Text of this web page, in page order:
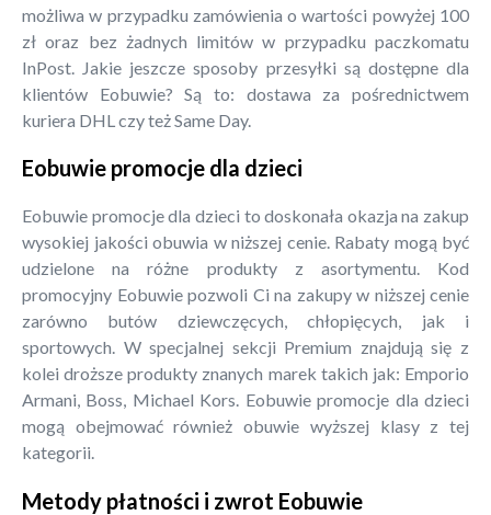
możliwa w przypadku zamówienia o wartości powyżej 100
zł oraz bez żadnych limitów w przypadku paczkomatu
InPost. Jakie jeszcze sposoby przesyłki są dostępne dla
klientów Eobuwie? Są to: dostawa za pośrednictwem
kuriera DHL czy też Same Day.
Eobuwie promocje dla dzieci
Eobuwie promocje dla dzieci to doskonała okazja na zakup
wysokiej jakości obuwia w niższej cenie. Rabaty mogą być
udzielone na różne produkty z asortymentu. Kod
promocyjny Eobuwie pozwoli Ci na zakupy w niższej cenie
zarówno butów dziewczęcych, chłopięcych, jak i
sportowych. W specjalnej sekcji Premium znajdują się z
kolei droższe produkty znanych marek takich jak: Emporio
Armani, Boss, Michael Kors. Eobuwie promocje dla dzieci
mogą obejmować również obuwie wyższej klasy z tej
kategorii.
Metody płatności i zwrot Eobuwie